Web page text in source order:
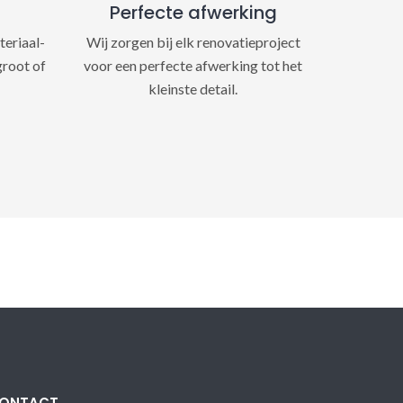
of
Perfecte afwerking
Wij zorgen bij elk renovatieproject
voor een perfecte afwerking tot het
kleinste detail.